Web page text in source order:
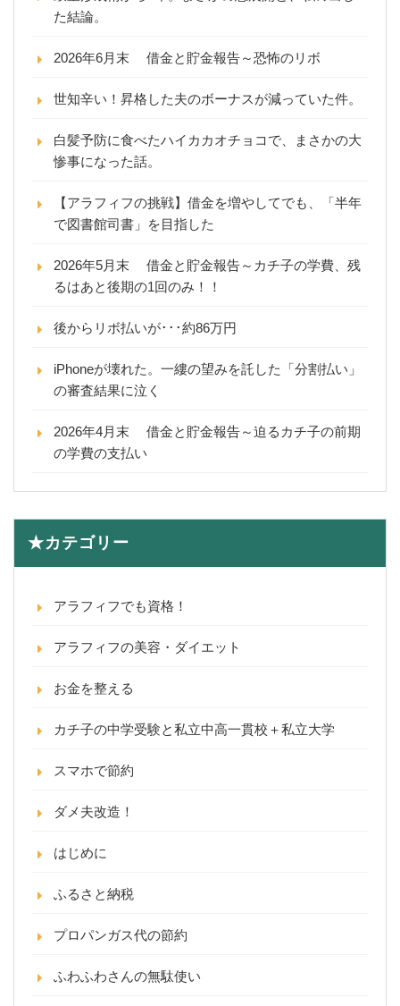
た結論。
2026年6月末 借金と貯金報告～恐怖のリボ
世知辛い！昇格した夫のボーナスが減っていた件。
白髪予防に食べたハイカカオチョコで、まさかの大
惨事になった話。
【アラフィフの挑戦】借金を増やしてでも、「半年
で図書館司書」を目指した
2026年5月末 借金と貯金報告～カチ子の学費、残
るはあと後期の1回のみ！！
後からリボ払いが･･･約86万円
iPhoneが壊れた。一縷の望みを託した「分割払い」
の審査結果に泣く
2026年4月末 借金と貯金報告～迫るカチ子の前期
の学費の支払い
★カテゴリー
アラフィフでも資格！
アラフィフの美容・ダイエット
お金を整える
カチ子の中学受験と私立中高一貫校＋私立大学
スマホで節約
ダメ夫改造！
はじめに
ふるさと納税
プロパンガス代の節約
ふわふわさんの無駄使い